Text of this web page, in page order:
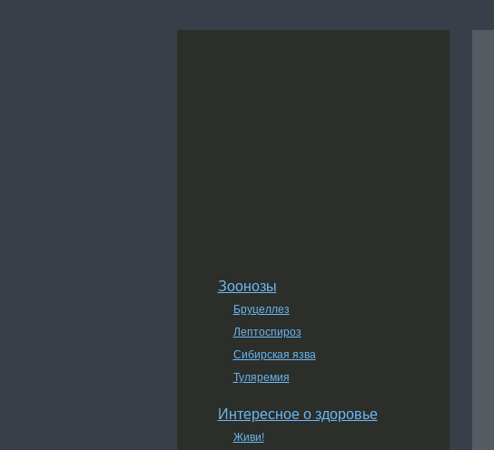
Зоонозы
Бруцеллез
Лептоспироз
Сибирская язва
Туляремия
Интересное о здоровье
Живи!